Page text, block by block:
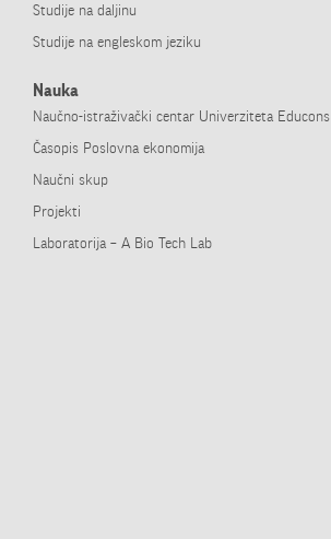
Studije na daljinu
Studije na engleskom jeziku
Nauka
Naučno-­istraživački centar Univerziteta Educons
Časopis Poslovna ekonomija
Naučni skup
Projekti
Laboratorija – A Bio Tech Lab